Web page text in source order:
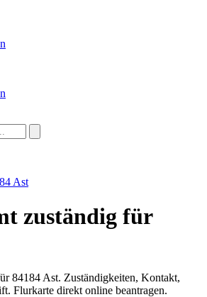
Ast
zuständig für
84184 Ast. Zuständigkeiten, Kontakt,
Flurkarte direkt online beantragen.